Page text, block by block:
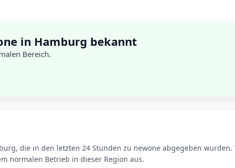
in Hamburg bekannt
Bereich.
die in den letzten 24 Stunden zu newone abgegeben wurden.
normalen Betrieb in dieser Region aus.